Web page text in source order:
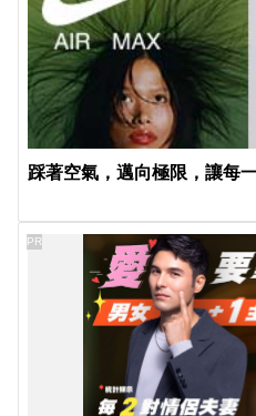
踩著空氣，邁向極限，讓每
PR